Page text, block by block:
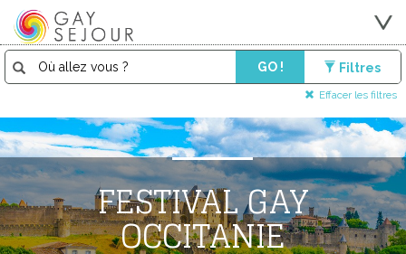
GO ! Filtres
Effacer les filtres
FESTIVAL GAY
OCCITANIE